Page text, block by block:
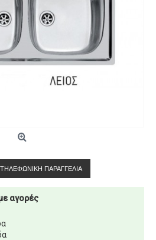
ΠΑΡΑΓΓΕΛΊΑ
αγορές